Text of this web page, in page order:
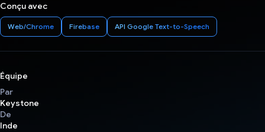
Conçu avec
Web/Chrome Firebase API Google Text-to-Speech
Équipe
Par
Keystone
De
Inde